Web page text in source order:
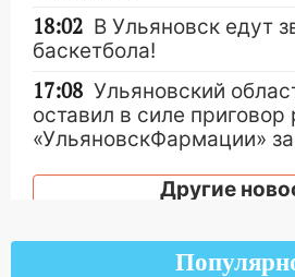
18:02 В Ульяновск едут
баскетбола!
17:08 Ульяновский
оставил в силе приговор
«УльяновскФармации»
16:09
Ветераны легкой
Чемпионате России
Другие